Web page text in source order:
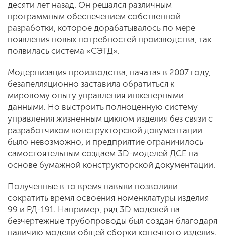
десяти лет назад. Он решался различным
программным обеспечением собственной
разработки, которое дорабатывалось по мере
появления новых потребностей производства, так
появилась система «СЭТД».
Модернизация производства, начатая в 2007 году,
безапелляционно заставила обратиться к
мировому опыту управления инженерными
данными. Но выстроить полноценную систему
управления жизненным циклом изделия без связи с
разработчиком конструкторской документации
было невозможно, и предприятие ограничилось
самостоятельным создаем 3D-моделей ДСЕ на
основе бумажной конструкторской документации.
Полученные в то время навыки позволили
сократить время освоения номенклатуры изделия
99 и РД-191. Например, ряд 3D моделей на
безчертежные трубопроводы был создан благодаря
наличию модели общей сборки конечного изделия.